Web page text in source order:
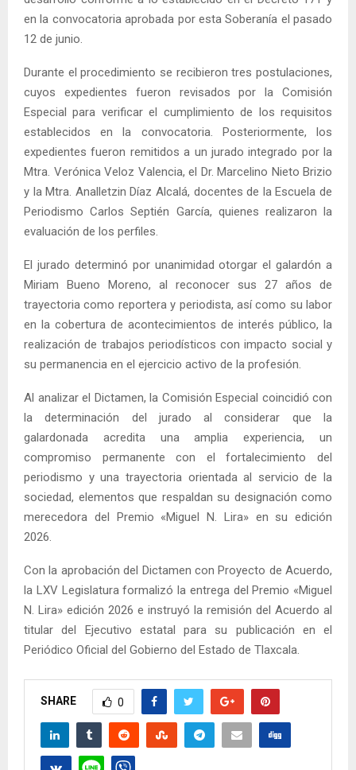
en la convocatoria aprobada por esta Soberanía el pasado
12 de junio.
Durante el procedimiento se recibieron tres postulaciones,
cuyos expedientes fueron revisados por la Comisión
Especial para verificar el cumplimiento de los requisitos
establecidos en la convocatoria. Posteriormente, los
expedientes fueron remitidos a un jurado integrado por la
Mtra. Verónica Veloz Valencia, el Dr. Marcelino Nieto Brizio
y la Mtra. Analletzin Díaz Alcalá, docentes de la Escuela de
Periodismo Carlos Septién García, quienes realizaron la
evaluación de los perfiles.
El jurado determinó por unanimidad otorgar el galardón a
Miriam Bueno Moreno, al reconocer sus 27 años de
trayectoria como reportera y periodista, así como su labor
en la cobertura de acontecimientos de interés público, la
realización de trabajos periodísticos con impacto social y
su permanencia en el ejercicio activo de la profesión.
Al analizar el Dictamen, la Comisión Especial coincidió con
la determinación del jurado al considerar que la
galardonada acredita una amplia experiencia, un
compromiso permanente con el fortalecimiento del
periodismo y una trayectoria orientada al servicio de la
sociedad, elementos que respaldan su designación como
merecedora del Premio «Miguel N. Lira» en su edición
2026.
Con la aprobación del Dictamen con Proyecto de Acuerdo,
la LXV Legislatura formalizó la entrega del Premio «Miguel
N. Lira» edición 2026 e instruyó la remisión del Acuerdo al
titular del Ejecutivo estatal para su publicación en el
Periódico Oficial del Gobierno del Estado de Tlaxcala.
SHARE 0